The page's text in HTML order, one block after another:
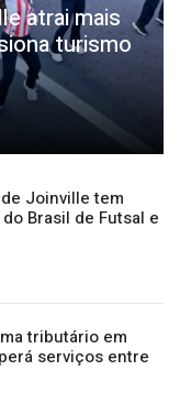
atrai mais
turismo
Joinville tem
Brasil de Futsal e
tributário em
serviços entre